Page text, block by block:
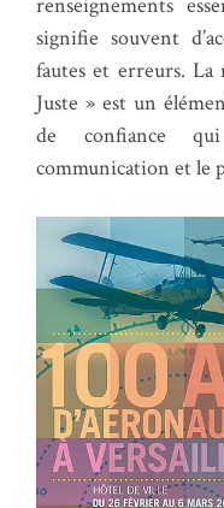
signifie souvent
fautes et erreurs. La
Juste » est un
de confiance
communication et le